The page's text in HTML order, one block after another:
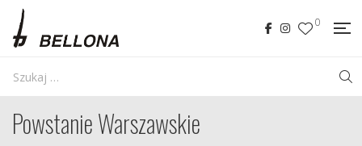
0
Powstanie Warszawskie